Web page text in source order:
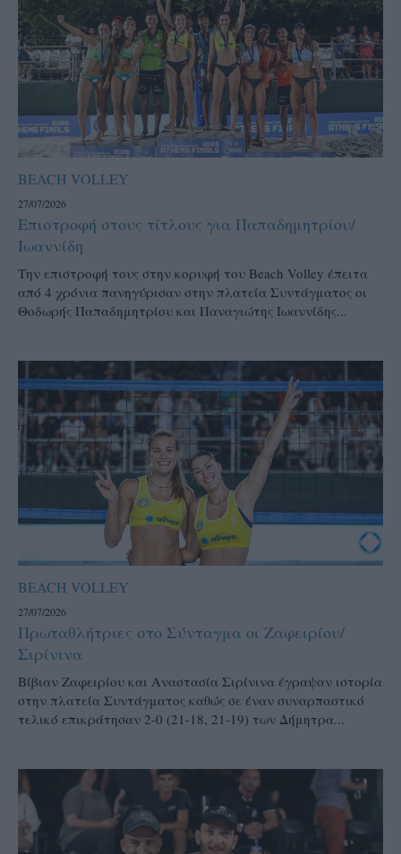
BEACH VOLLEY
27/07/2026
Επιστροφή στους τίτλους για Παπαδημητρίου/
Ιωαννίδη
Την επιστροφή τους στην κορυφή του Beach Volley έπειτα
από 4 χρόνια πανηγύρισαν στην πλατεία Συντάγματος οι
Θοδωρής Παπαδημητρίου και Παναγιώτης Ιωαννίδης...
BEACH VOLLEY
27/07/2026
Πρωταθλήτριες στο Σύνταγμα οι Ζαφειρίου/
Σιρίνινα
Βίβιαν Ζαφειρίου και Αναστασία Σιρίνινα έγραψαν ιστορία
στην πλατεία Συντάγματος καθώς σε έναν συναρπαστικό
τελικό επικράτησαν 2-0 (21-18, 21-19) των Δήμητρα...